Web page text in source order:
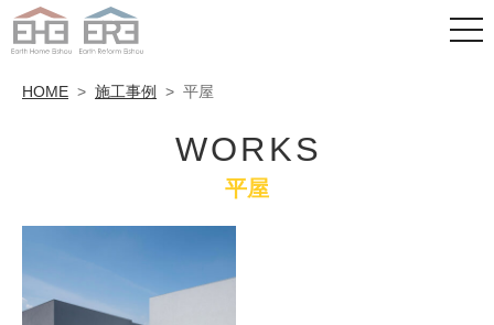
HOME > 施工事例 > 平屋
WORKS
平屋